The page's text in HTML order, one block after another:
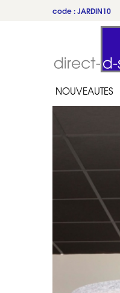
code : JARDIN10
du 22 au 31 juillet
NOUVEAUTES